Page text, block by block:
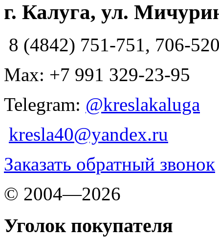
г. Калуга, ул.
8 (4842) 751-751, 706-
Max: +7 991 329-23-95
Telegram: @kreslakaluga
kresla40@yandex.ru
Заказать обратный звонок
© 2004—2026
Уголок покупателя